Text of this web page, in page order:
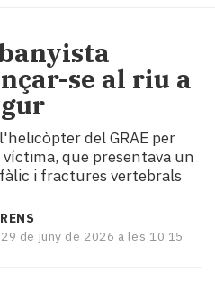
se al riu a
del GRAE per
que presentava un
i fractures vertebrals
29 de juny de 2026 a les 10:15